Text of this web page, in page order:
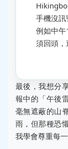
手機沒
例如中
須回頭，
最後，我想分
報中的「午後
毫無遮蔽的山
雨，但那種恐
我學會尊重每